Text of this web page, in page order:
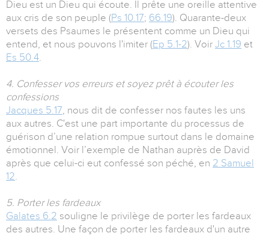
Dieu est un Dieu qui écoute. Il prête une oreille attentive
aux cris de son peuple (Ps 10.17; 66.19). Quarante-deux
versets des Psaumes le présentent comme un Dieu qui
entend, et nous pouvons l'imiter (Ep 5.1-2). Voir Jc 1.19 et
Es 50.4.
4. Confesser vos erreurs et soyez prêt à écouter les
confessions
Jacques 5.17, nous dit de confesser nos fautes les uns
aux autres. C'est une part importante du processus de
guérison d’une relation rompue surtout dans le domaine
émotionnel. Voir l’exemple de Nathan auprès de David
après que celui-ci eut confessé son péché, en 2 Samuel
12.
5. Porter les fardeaux
Galates 6.2 souligne le privilège de porter les fardeaux
des autres. Une façon de porter les fardeaux d'un autre